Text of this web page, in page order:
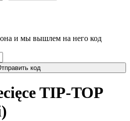
и мы вышлем на него код
код
TIP-TOP